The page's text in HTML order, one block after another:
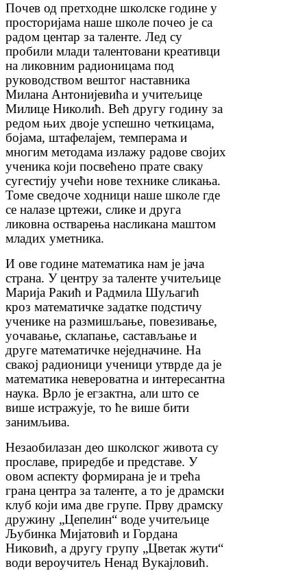
Почев од претходне школске године у
просторијама наше школе почео је са
радом центар за таленте. Лед су
пробили млади талентовани креативци
на ликовним радионицама под
руководством вештог наставника
Милана Антонијевића и учитељице
Милице Николић. Већ другу годину за
редом њих двоје успешно четкицама,
бојама, штафелајем, темперама и
многим методама излажу радове својих
ученика који посвећено прате сваку
сугестију учећи нове технике сликања.
Томе сведоче ходници наше школе где
се налазе цртежи, слике и друга
ликовна остварења насликана маштом
младих уметника.
И ове године математика нам је јача
страна. У центру за таленте учитељице
Марија Ракић и Радмила Шуљагић
кроз математичке задатке подстичу
ученике на размишљање, повезивање,
уочавање, склапање, састављање и
друге математичке неједначине. На
свакој радионици ученици утврде да је
математика невероватна и интересантна
наука. Врло је егзактна, али што се
више истражује, то ће више бити
занимљива.
Незаобилазан део школског живота су
прославе, приредбе и представе. У
овом аспекту формирана је и трећа
грана центра за таленте, а то је драмски
клуб који има две групе. Прву драмску
дружину „Цепелин“ воде учитељице
Љубинка Мијатовић и Гордана
Никовић, а другу групу „Цветак жути“
води вероучитељ Ненад Вукајловић.